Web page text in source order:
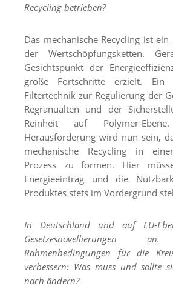
Recycling betrieben?
Das mechanische Recycling ist
der Wertschöpfungsketten.
Gesichtspunkt der
große Fortschritte erzielt.
Filtertechnik zur Regulierung der
Regranualten und der
Reinheit auf Polymer-
Herausforderung wird nun sein,
mechanische Recycling in
Prozess zu formen. Hier
Energieeintrag und die
Produktes stets im Vordergrund
In Deutschland und auf EU-
Rahmenbedingungen für die
verbessern: Was muss und sollte
nach ändern?